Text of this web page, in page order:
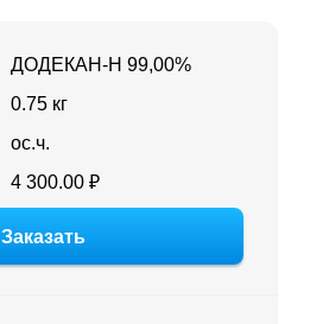
ДОДЕКАН-Н 99,00%
0.75 кг
ос.ч.
4 300.00 ₽
Заказать